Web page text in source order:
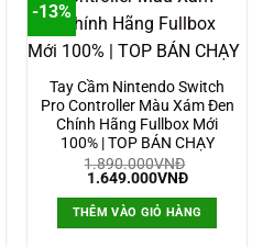
-13%
Tay Cầm Nintendo Switch
Pro Controller Màu Xám Đen
Chính Hãng Fullbox Mới
100% | TOP BÁN CHẠY
1.890.000VNĐ
Giá
là:
1.890.000VNĐ.
1.649.000VNĐGiá
tại
là:
THÊM VÀO GIỎ HÀNG